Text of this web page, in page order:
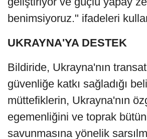
benimsiyoruz." ifadeleri
UKRAYNA'YA DESTEK
Bildiride, Ukrayna'nın
güvenliğe katkı sağladığı
müttefiklerin, Ukrayna'nın
egemenliğini ve toprak
savunmasına yönelik